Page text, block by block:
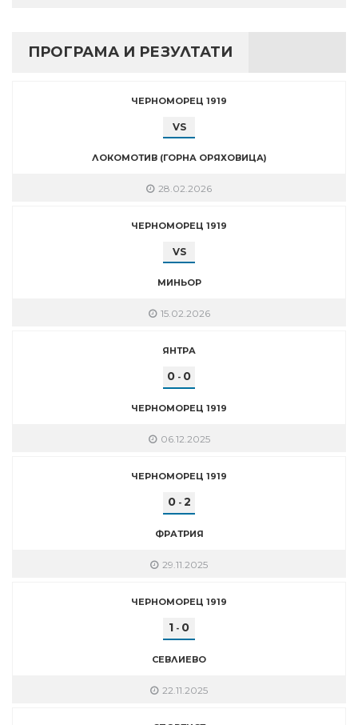
ПРОГРАМА И РЕЗУЛТАТИ
ЧЕРНОМОРЕЦ 1919
VS
ЛОКОМОТИВ (ГОРНА ОРЯХОВИЦА)
28.02.2026
ЧЕРНОМОРЕЦ 1919
VS
МИНЬОР
15.02.2026
ЯНТРА
0 - 0
ЧЕРНОМОРЕЦ 1919
06.12.2025
ЧЕРНОМОРЕЦ 1919
0- 2
ФРАТРИЯ
29.11.2025
ЧЕРНОМОРЕЦ 1919
1 - 0
СЕВЛИЕВО
22.11.2025